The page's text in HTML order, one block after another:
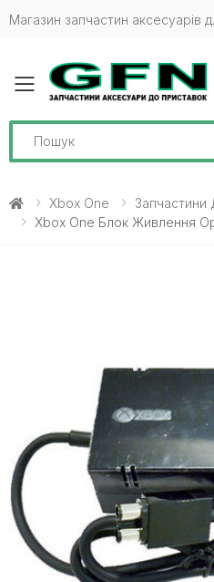
Магазин запчастин аксесуарів
Toggle mobile
Search
Xbox One
Запчастини
Xbox One Блок Живлення